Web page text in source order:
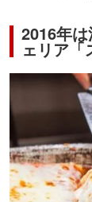
2016年
ェリア「